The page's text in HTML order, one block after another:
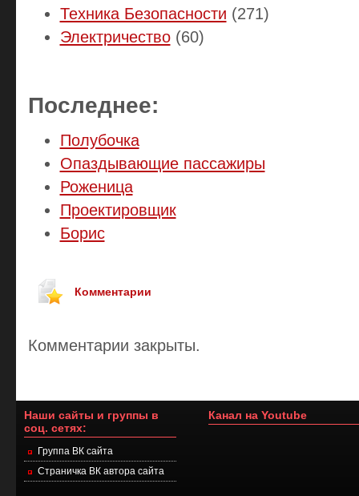
Техника Безопасности (271)
Электричество(60)
Последнее:
Полубочка
Опаздывающие пассажиры
Роженица
Проектировщик
Борис
Комментарии
Комментарии закрыты.
Наши сайты и группы в
соц. сетях:
Группа ВК сайта
Страничка ВК автора сайта
Канал на Youtube